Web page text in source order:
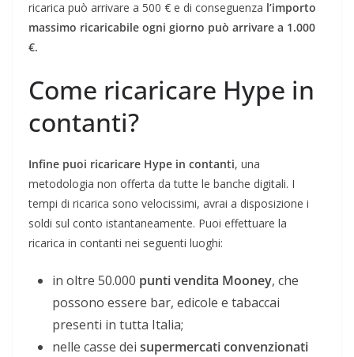
ricarica può arrivare a 500 € e di conseguenza l’importo
massimo ricaricabile ogni giorno può arrivare a 1.000
€.
Come ricaricare Hype in
contanti?
Infine puoi ricaricare Hype in contanti, una
metodologia non offerta da tutte le banche digitali. I
tempi di ricarica sono velocissimi, avrai a disposizione i
soldi sul conto istantaneamente. Puoi effettuare la
ricarica in contanti nei seguenti luoghi:
in oltre 50.000 punti vendita Mooney, che
possono essere bar, edicole e tabaccai
presenti in tutta Italia;
nelle casse dei supermercati convenzionati